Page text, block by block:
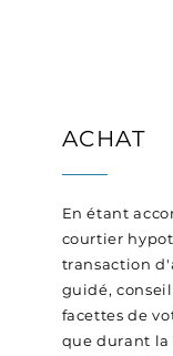
ACHAT
En étant
courtier
transaction
guidé,
facettes de
que durant